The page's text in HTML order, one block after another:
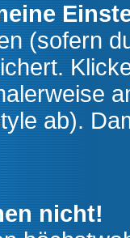
(sofern
ab).
nicht!